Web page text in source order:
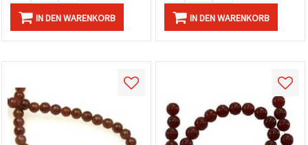
IN DEN WARENKORB IN DEN WARENKORB